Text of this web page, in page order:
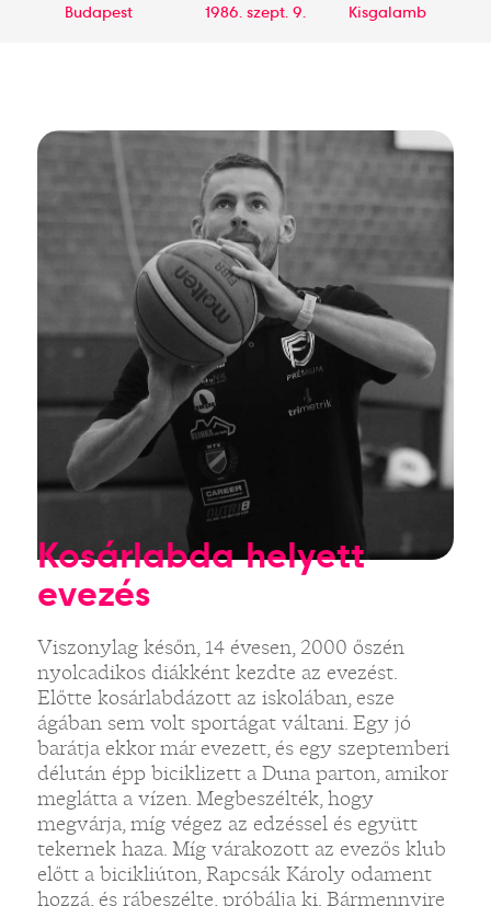
Budapest
1986. szept. 9.
Kisgalamb
Kosárlabda helyett
evezés
Viszonylag későn, 14 évesen, 2000 őszén
nyolcadikos diákként kezdte az evezést.
Előtte kosárlabdázott az iskolában, esze
ágában sem volt sportágat váltani. Egy jó
barátja ekkor már evezett, és egy szeptemberi
délután épp biciklizett a Duna parton, amikor
meglátta a vízen. Megbeszélték, hogy
megvárja, míg végez az edzéssel és együtt
tekernek haza. Míg várakozott az evezős klub
előtt a bicikliúton, Rapcsák Károly odament
hozzá, és rábeszélte, próbálja ki. Bármennyire